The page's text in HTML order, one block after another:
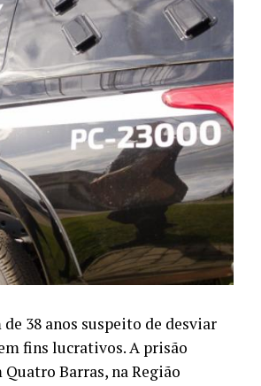
38 anos suspeito de desviar
fins lucrativos. A prisão
Barras, na Região